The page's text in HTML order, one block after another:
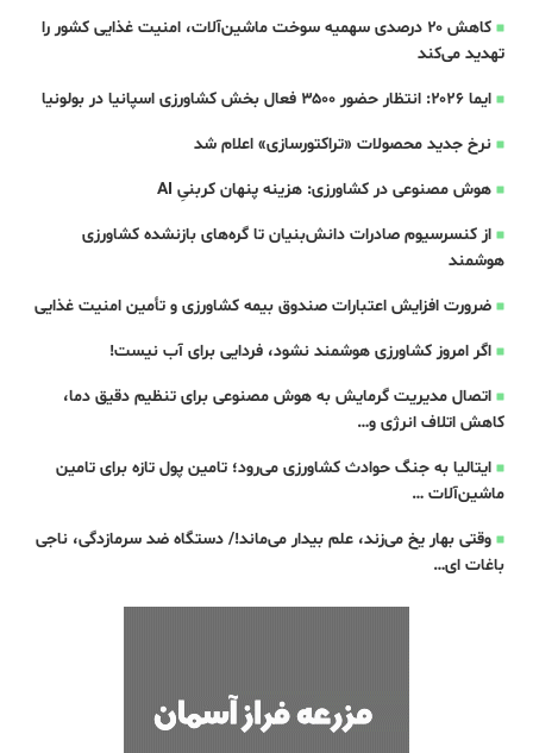
کاهش ۲۰ درصدی سهمیه سوخت ماشین‌آلات، امنیت غذایی کشور را
تهدید می‌کند
ایما ۲۰۲۶: انتظار حضور ۳۵۰۰ فعال بخش کشاورزی اسپانیا در بولونیا
نرخ جدید محصولات «تراکتورسازی» اعلام شد
هوش مصنوعی در کشاورزی: هزینه پنهان کربنیِ AI
از کنسرسیوم صادرات دانش‌بنیان تا گره‌های بازنشده کشاورزی
هوشمند
ضرورت افزایش اعتبارات صندوق بیمه کشاورزی و تأمین امنیت غذایی
اگر امروز کشاورزی هوشمند نشود، فردایی برای آب نیست!
اتصال مدیریت گرمایش به هوش مصنوعی برای تنظیم دقیق دما،
کاهش اتلاف انرژی و…
ایتالیا به جنگ حوادث کشاورزی می‌رود؛ تامین پول تازه برای تامین
ماشین‌آلات …
وقتی بهار یخ می‌زند، علم بیدار می‌ماند!/ دستگاه ضد سرمازدگی، ناجی
باغات ای…